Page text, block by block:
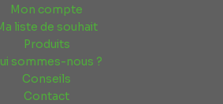
Mon compte
liste de souhait
Produits
sommes-nous ?
Conseils
Contact